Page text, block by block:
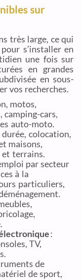
sur
très large, ce qui
s’installer en
une fois sur
en grandes
en sous-
vos recherches.
motos,
cars,
auto-moto.
colocation,
maisons,
et terrains.
par secteur
à la
particuliers,
:
TV,
de
de sport,